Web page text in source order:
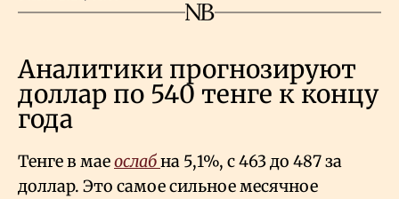
Life & Arts
О нас
Все новости
Аналитики прогнозируют
доллар по 540 тенге к концу
года
Тенге в маеослабна 5,1%, с 463 до 487 за
доллар. Это самое сильное месячное